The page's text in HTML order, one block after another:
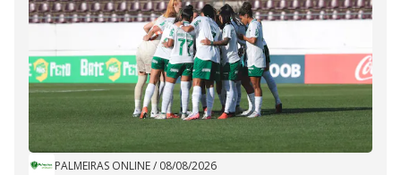
PALMEIRAS ONLINE/ 08/08/2026